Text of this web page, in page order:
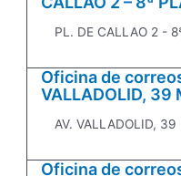
PL. DE CALLAO 2 -
Oficina de
VALLADOLID, 39
AV. VALLADOLID, 39
Oficina de